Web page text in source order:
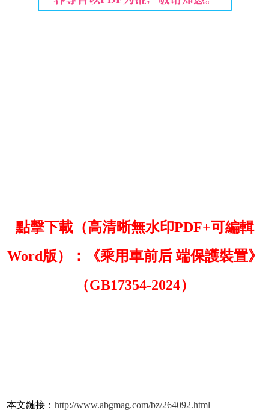
點擊下載（高清晰無水印PDF+可編輯
Word版）：《乘用車前后 端保護裝置》
（GB17354-2024）
本文鏈接：http://www.abgmag.com/bz/264092.html